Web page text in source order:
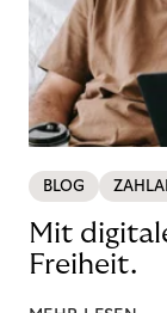
BLOG
Mit
Freiheit.